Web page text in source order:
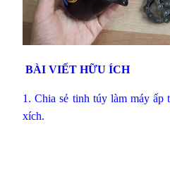
BÀI VIẾT HỮU ÍCH
1.Chia sẻ tinh túy làm máy ấp
xích.